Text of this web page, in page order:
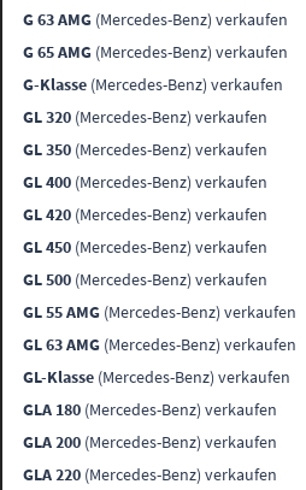
G 63 AMG (Mercedes-Benz) verkaufen
G 65 AMG (Mercedes-Benz) verkaufen
G-Klasse (Mercedes-Benz) verkaufen
GL 320 (Mercedes-Benz) verkaufen
GL 350 (Mercedes-Benz) verkaufen
GL 400 (Mercedes-Benz) verkaufen
GL 420 (Mercedes-Benz) verkaufen
GL 450 (Mercedes-Benz) verkaufen
GL 500 (Mercedes-Benz) verkaufen
GL 55 AMG (Mercedes-Benz) verkaufen
GL 63 AMG (Mercedes-Benz) verkaufen
GL-Klasse (Mercedes-Benz) verkaufen
GLA 180 (Mercedes-Benz) verkaufen
GLA 200 (Mercedes-Benz) verkaufen
GLA 220 (Mercedes-Benz) verkaufen